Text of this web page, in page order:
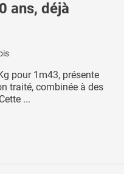
ans, déjà
pour 1m43, présente
traité, combinée à des
...